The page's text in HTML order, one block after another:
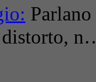
distorto,